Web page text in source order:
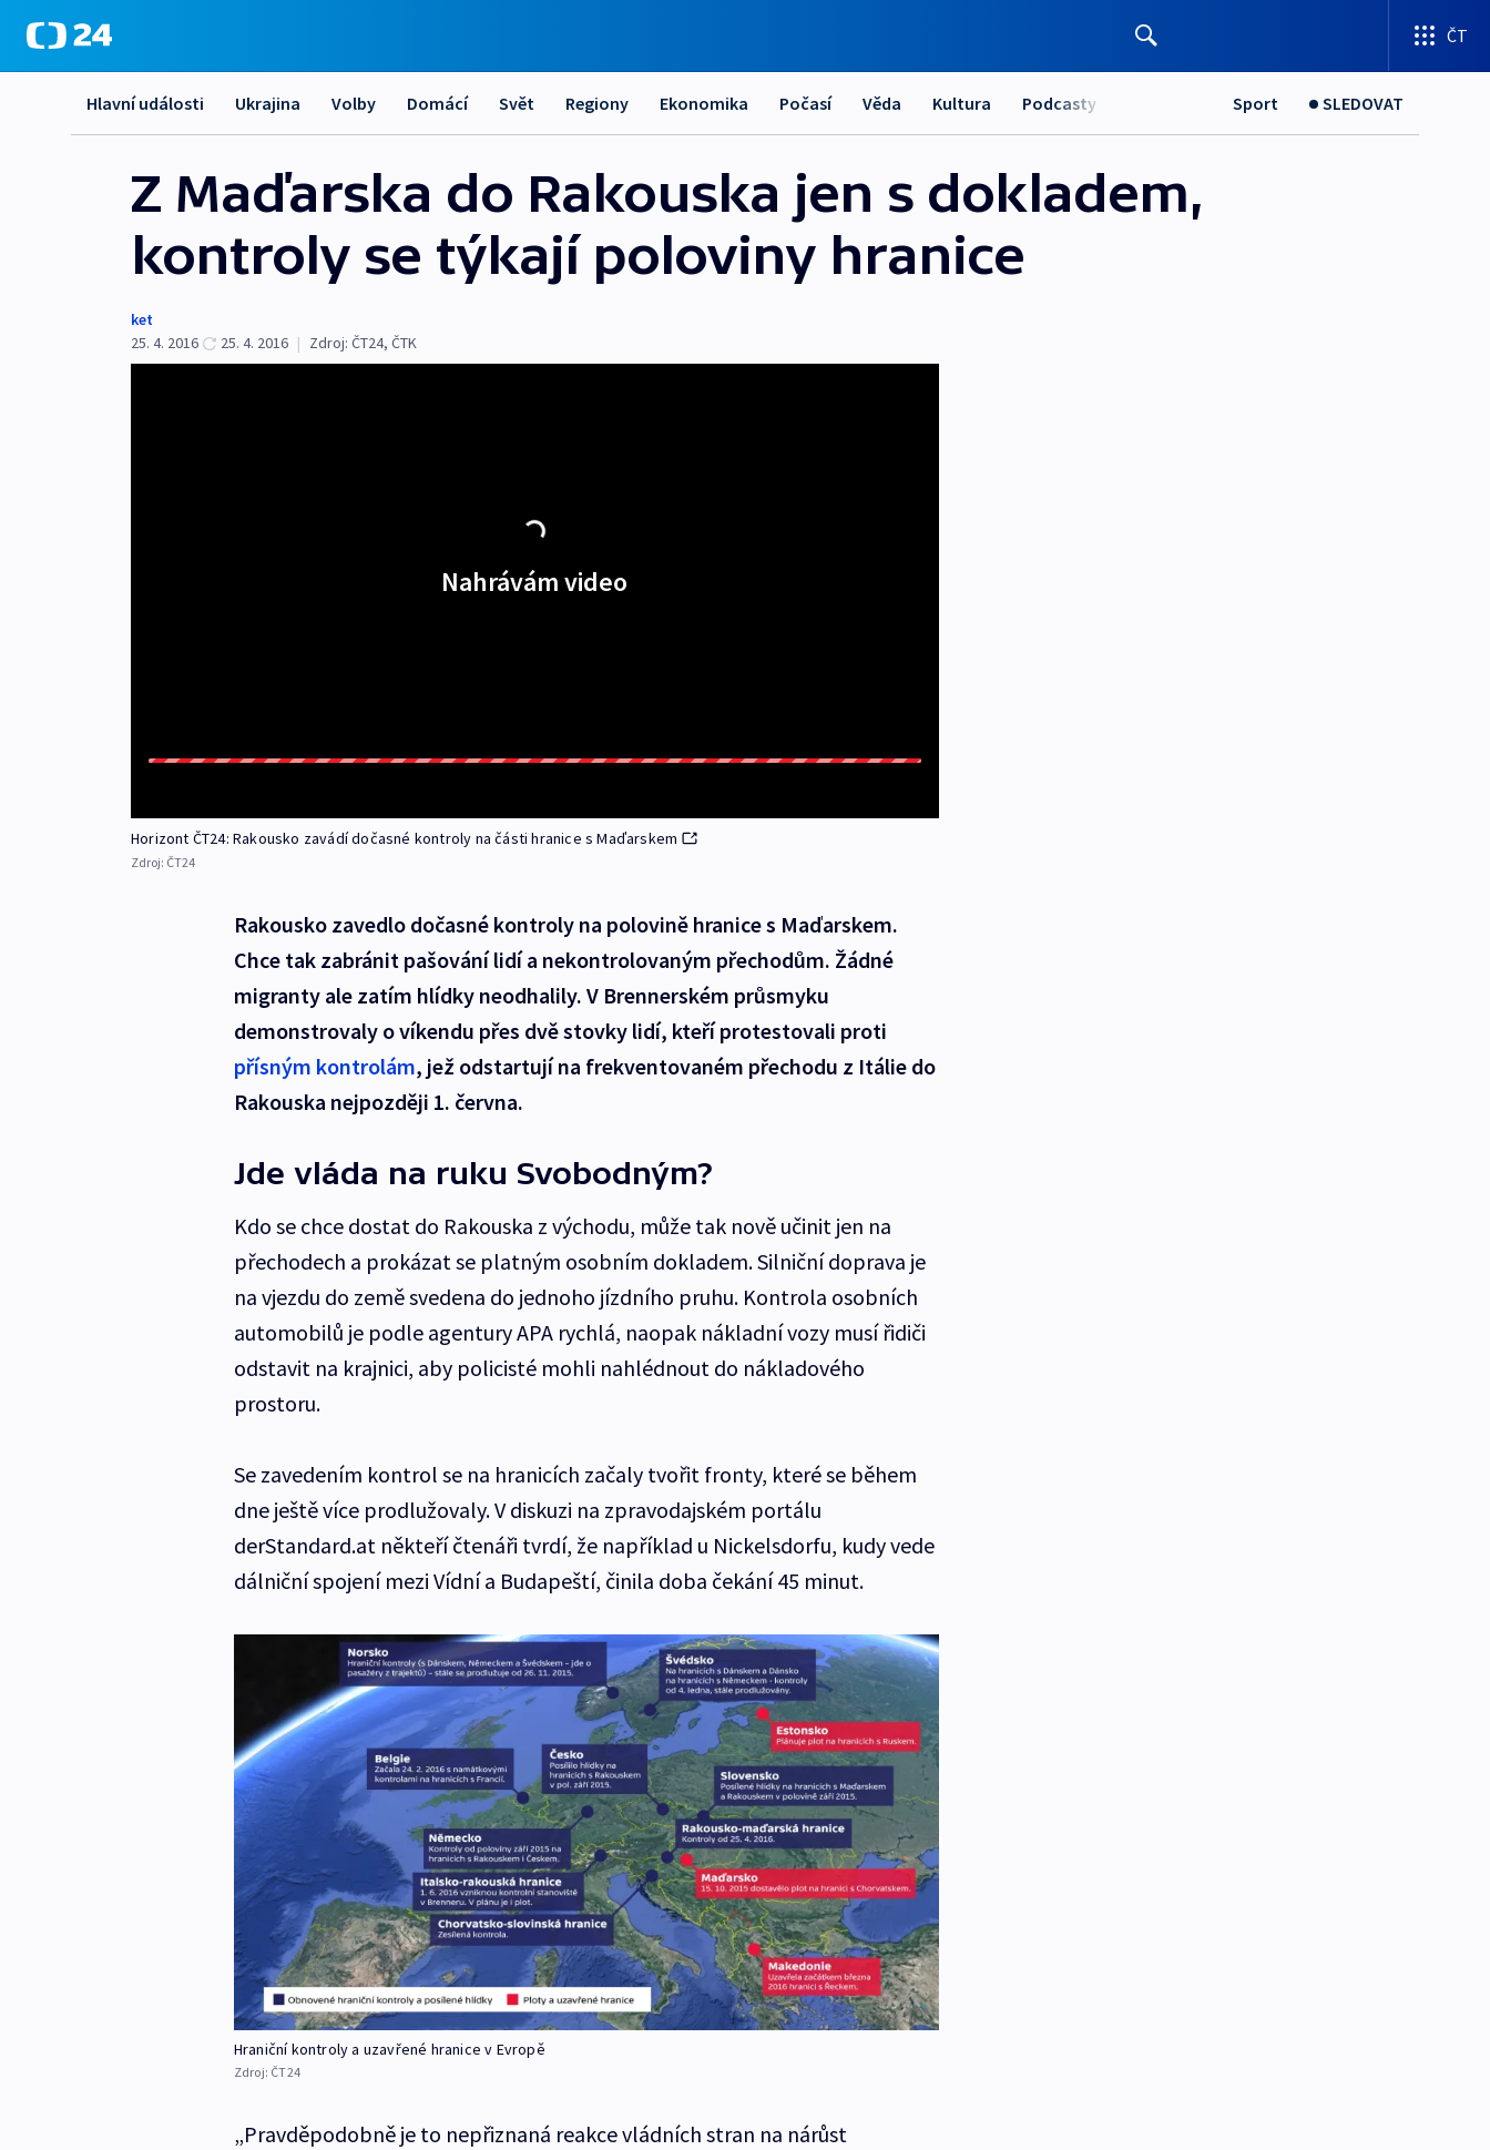
ČT
Hlavní události Ukrajina Volby Domácí Svět Regiony Ekonomika Počasí Věda Kultura Podcasty Sport SLEDOVAT
Z Maďarska do Rakouska jen s dokladem,
kontroly se týkají poloviny hranice
ket
25. 4. 2016
25. 4. 2016 | Zdroj: ČT24, ČTK
Nahrávám video
Horizont ČT24: Rakousko zavádí dočasné kontroly na části hranice s Maďarskem
Zdroj: ČT24
Rakousko zavedlo dočasné kontroly na polovině hranice s Maďarskem.
Chce tak zabránit pašování lidí a nekontrolovaným přechodům. Žádné
migranty ale zatím hlídky neodhalily. V Brennerském průsmyku
demonstrovaly o víkendu přes dvě stovky lidí, kteří protestovali proti
přísným kontrolám, jež odstartují na frekventovaném přechodu z Itálie do
Rakouska nejpozději 1. června.
Jde vláda na ruku Svobodným?
Kdo se chce dostat do Rakouska z východu, může tak nově učinit jen na
přechodech a prokázat se platným osobním dokladem. Silniční doprava je
na vjezdu do země svedena do jednoho jízdního pruhu. Kontrola osobních
automobilů je podle agentury APA rychlá, naopak nákladní vozy musí řidiči
odstavit na krajnici, aby policisté mohli nahlédnout do nákladového
prostoru.
Se zavedením kontrol se na hranicích začaly tvořit fronty, které se během
dne ještě více prodlužovaly. V diskuzi na zpravodajském portálu
derStandard.at někteří čtenáři tvrdí, že například u Nickelsdorfu, kudy vede
dálniční spojení mezi Vídní a Budapeští, činila doba čekání 45 minut.
Hraniční kontroly a uzavřené hranice v Evropě
Zdroj: ČT24
„Pravděpodobně je to nepřiznaná reakce vládních stran na nárůst